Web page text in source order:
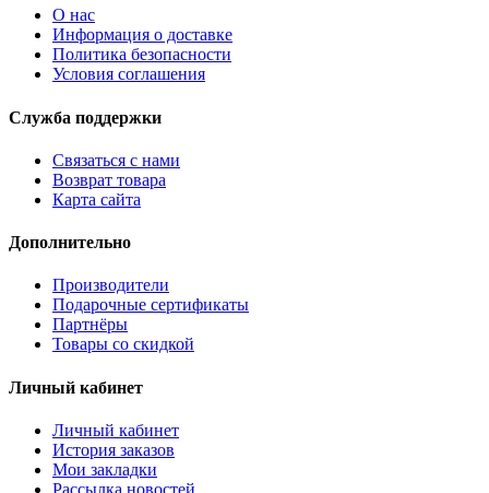
О нас
Информация о доставке
Политика безопасности
Условия соглашения
Служба поддержки
Связаться с нами
Возврат товара
Карта сайта
Дополнительно
Производители
Подарочные сертификаты
Партнёры
Товары со скидкой
Личный кабинет
Личный кабинет
История заказов
Мои закладки
Рассылка новостей